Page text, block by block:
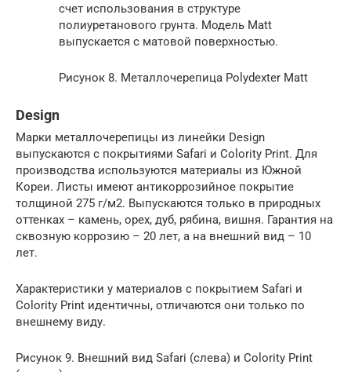
счет использования в структуре
полиуретанового грунта. Модель Matt
выпускается с матовой поверхностью.
Рисунок 8. Металлочерепица Polydexter Matt
Design
Марки металлочерепицы из линейки Design
выпускаются с покрытиями Safari и Colority Print. Для
производства используются материалы из Южной
Кореи. Листы имеют антикоррозийное покрытие
толщиной 275 г/м2. Выпускаются только в природных
оттенках – камень, орех, дуб, рябина, вишня. Гарантия на
сквозную коррозию – 20 лет, а на внешний вид – 10
лет.
Характеристики у материалов с покрытием Safari и
Colority Print идентичны, отличаются они только по
внешнему виду.
Рисунок 9. Внешний вид Safari (слева) и Colority Print